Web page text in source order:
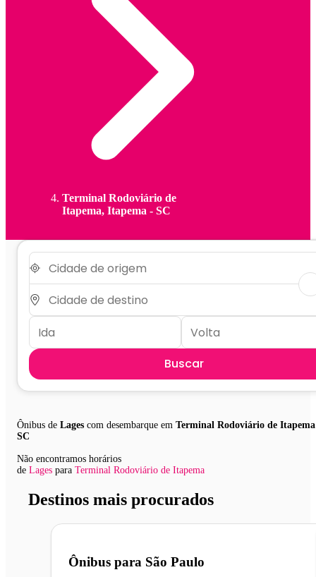
Terminal Rodoviário de
Itapema, Itapema - SC
Buscar
Ônibus de Lages com desembarque em Terminal Rodoviário de
SC
Não encontramos horários
de Lages para Terminal Rodoviário de Itapema
Destinos mais procurados
Ônibus para São Paulo